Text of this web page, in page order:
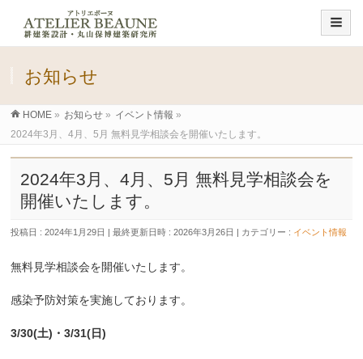
お知らせ
HOME » お知らせ » イベント情報 »
2024年3月、4月、5月 無料見学相談会を開催いたします。
2024年3月、4月、5月 無料見学相談会を
開催いたします。
投稿日 : 2024年1月29日 最終更新日時 : 2026年3月26日 カテゴリー : イベント情報
無料見学相談会を開催いたします。
感染予防対策を実施しております。
3/30(土)・3/31(日)